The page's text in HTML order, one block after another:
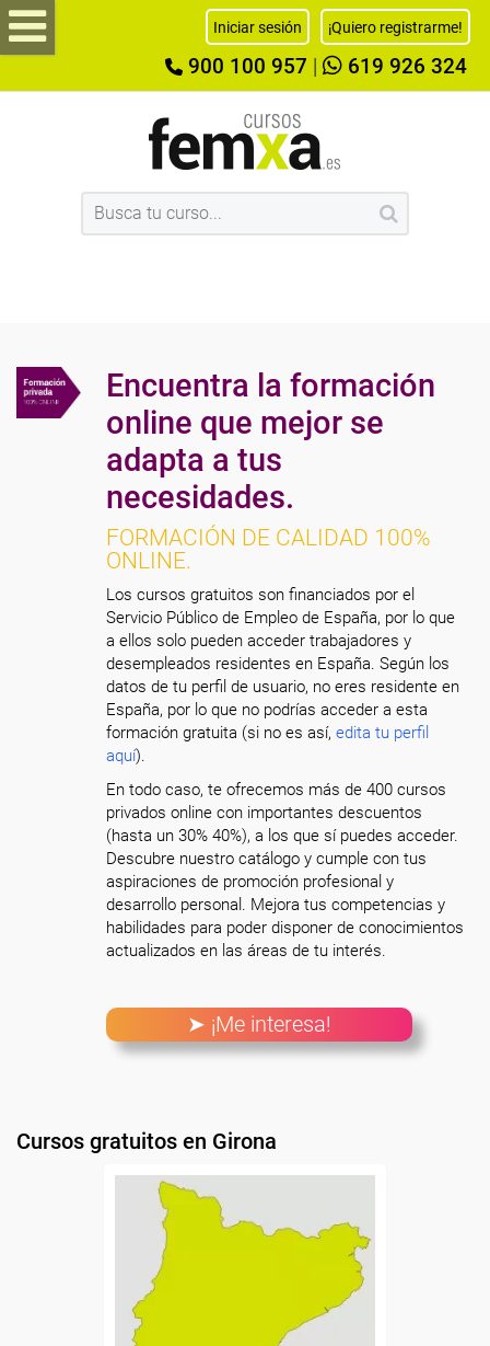
Iniciar sesión ¡Quiero registrarme!
900 100 957 619 926 324
Encuentra la formación
online que mejor se
adapta a tus
necesidades.
FORMACIÓN DE CALIDAD 100%
ONLINE.
Los cursos gratuitos son financiados por el
Servicio Público de Empleo de España, por lo que
a ellos solo pueden acceder trabajadores y
desempleados residentes en España. Según los
datos de tu perfil de usuario, no eres residente en
España, por lo que no podrías acceder a esta
formación gratuita (si no es así,edita tu perfil
aquí).
En todo caso, te ofrecemos más de 400 cursos
privados online con importantes descuentos
(hasta un 30% 40%), a los que sí puedes acceder.
Descubre nuestro catálogo y cumple con tus
aspiraciones de promoción profesional y
desarrollo personal. Mejora tus competencias y
habilidades para poder disponer de conocimientos
actualizados en las áreas de tu interés.
➤ ¡Me interesa!
Cursos gratuitos en Girona